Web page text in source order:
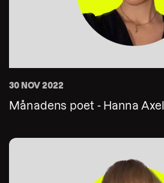
30 NOV 2022
Månadens poet - Hanna